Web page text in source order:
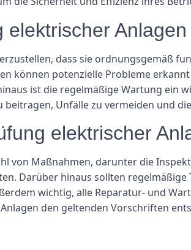
dass sie ordnungsgemäß
können potenzielle Probleme
ist die regelmäßige Wartung ein
Unfälle zu vermeiden und
elektrischer
von Maßnahmen, darunter die
Darüber hinaus sollten
wichtig, alle Reparatur- und
den geltenden Vorschriften